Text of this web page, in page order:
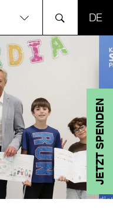
JETZT SPENDEN